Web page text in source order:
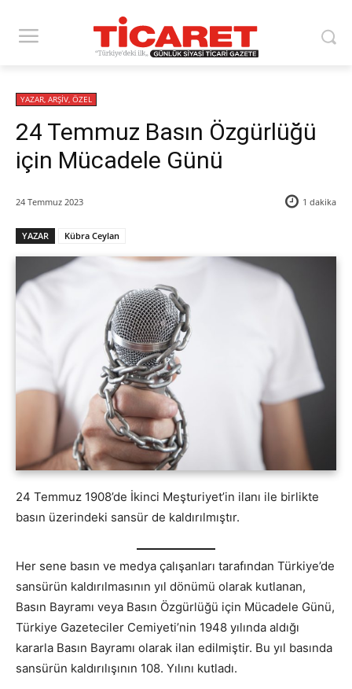
YAZAR, ARŞİV, ÖZEL
24 Temmuz Basın Özgürlüğü
için Mücadele Günü
24 Temmuz 2023 1 dakika
YAZAR Kübra Ceylan
24 Temmuz 1908’de İkinci Meşturiyet’in ilanı ile birlikte
basın üzerindeki sansür de kaldırılmıştır.
Her sene basın ve medya çalışanları tarafından Türkiye’de
sansürün kaldırılmasının yıl dönümü olarak kutlanan,
Basın Bayramı veya Basın Özgürlüğü için Mücadele Günü,
Türkiye Gazeteciler Cemiyeti’nin 1948 yılında aldığı
kararla Basın Bayramı olarak ilan edilmiştir. Bu yıl basında
sansürün kaldırılışının 108. Yılını kutladı.